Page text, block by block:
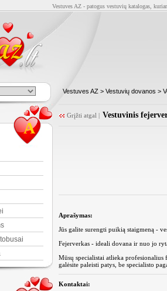
Vestuves AZ - patogus vestuvių katalogas,
Vestuves AZ > Vestuvių dovanos >
A
Grįžti atgal | Vestuvinis
Aprašymas:
Jūs galite surengti puikią staigmeną -
Fejerverkas - ideali dovana ir nuo jo
Mūsų specialistai atlieka
galėsite paleisti patys, be specialisto
Kontaktai: